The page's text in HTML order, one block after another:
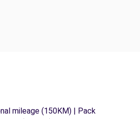
mileage (150KM) | Pack